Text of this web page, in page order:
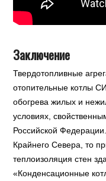
Заключение
Твердотопливные
отопительные котлы
обогрева жилых и
условиях,
Российской
Крайнего Севера, то
теплоизоляция стен
«Конденсационные